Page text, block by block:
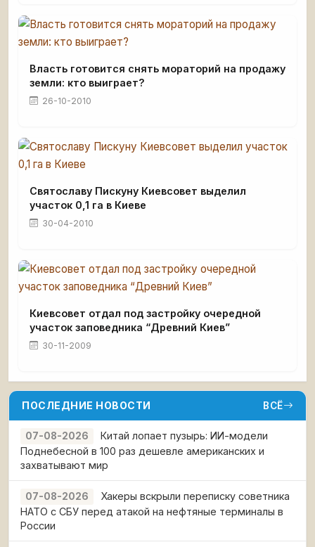
Власть готовится снять мораторий на продажу
земли: кто выиграет?
26-10-2010
Святославу Пискуну Киевсовет выделил
участок 0,1 га в Киеве
30-04-2010
Киевсовет отдал под застройку очередной
участок заповедника “Древний Киев”
30-11-2009
ПОСЛЕДНИЕ НОВОСТИ ВСЁ
07-08-2026
Китай лопает пузырь: ИИ-модели
Поднебесной в 100 раз дешевле американских и
захватывают мир
07-08-2026
Хакеры вскрыли переписку советника
НАТО с СБУ перед атакой на нефтяные терминалы в
России